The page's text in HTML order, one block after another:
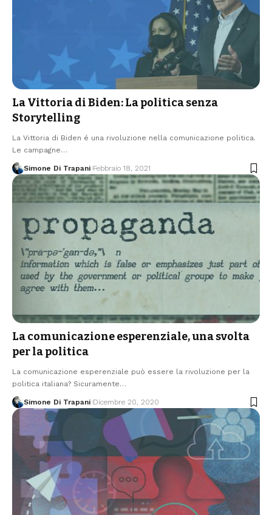
La Vittoria di Biden: La politica senza
Storytelling
La Vittoria di Biden é una rivoluzione nella comunicazione politica.
Le campagne…
Simone Di Trapani Febbraio 18, 2021
La comunicazione esperenziale, una svolta
per la politica
La comunicazione esperenziale può essere la rivoluzione per la
politica italiana? Sicuramente…
Simone Di Trapani Dicembre 20, 2020